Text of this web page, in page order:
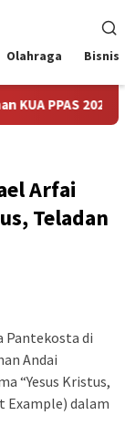
Olahraga Bisnis
Pasca
Arfai
Teladan
Pantekosta di
Andai
“Yesus Kristus,
Example) dalam